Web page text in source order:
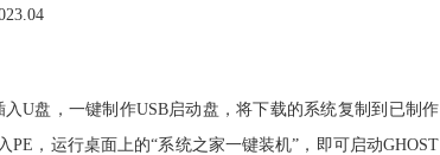
入U盘，一键制作USB启动盘，将下载的系统复制到已制作
，运行桌面上的“系统之家一键装机”，即可启动GHOST